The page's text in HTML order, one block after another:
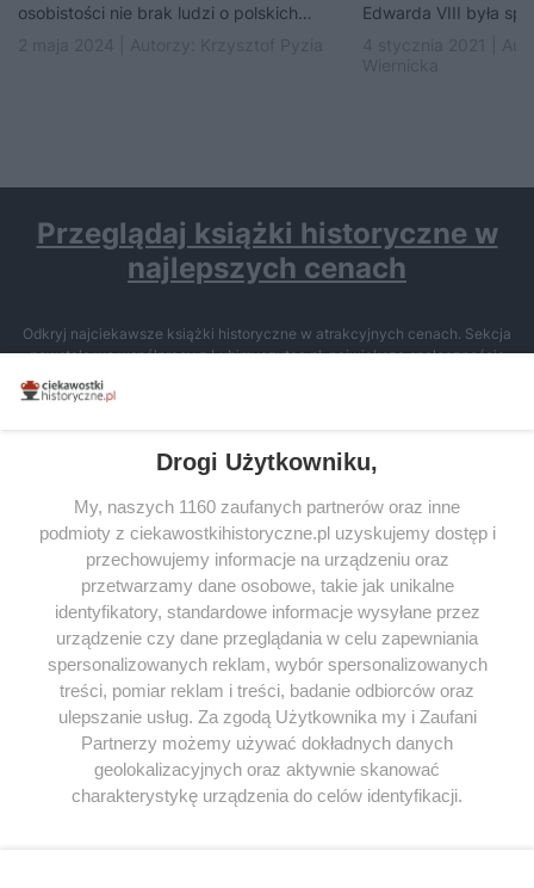
osobistości nie brak ludzi o polskich
Edwarda VIII była
Przeglądaj książki historyczne w
najlepszych cenach
Odkryj najciekawsze książki historyczne w atrakcyjnych cenach. Sekcja
powstała we współpracy z Lubimyczytac.pl, największą społecznością
miłośników literatury w Polsce – dzięki temu możesz wybierać spośród
tytułów najwyżej ocenianych przez czytelników.
SERWIS
SPOŁECZNOŚĆ
WSPÓŁPRACA
KONTAKT
ODWIEDŹ RÓWNIEŻ:
Drogi Użytkowniku,
My, naszych 1160 zaufanych partnerów oraz inne
podmioty z ciekawostkihistoryczne.pl uzyskujemy dostęp i
przechowujemy informacje na urządzeniu oraz
przetwarzamy dane osobowe, takie jak unikalne
identyfikatory, standardowe informacje wysyłane przez
urządzenie czy dane przeglądania w celu zapewniania
spersonalizowanych reklam, wybór spersonalizowanych
treści, pomiar reklam i treści, badanie odbiorców oraz
ulepszanie usług. Za zgodą Użytkownika my i Zaufani
Partnerzy możemy używać dokładnych danych
geolokalizacyjnych oraz aktywnie skanować
charakterystykę urządzenia do celów identyfikacji.